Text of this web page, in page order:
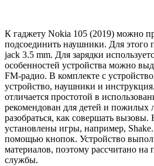
К гаджету Nokia 105 (2019) можно
подсоединить наушники. Для этого
jack 3.5 mm. Для зарядки
особенностей устройства можно
FM-радио. В комплекте с
устройство, наушники и
отличается простотой в
рекомендован для детей и пожилых
разобраться, как совершать
установлены игры, например, Shake.
помощью кнопок. Устройство
материалов, поэтому рассчитано
службы.